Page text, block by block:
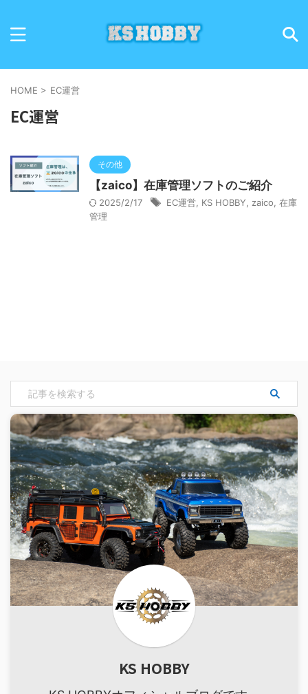
HOME > EC運営
EC運営
その他
【zaico】在庫管理ソフトのご紹介
2025/2/17 EC運営 KS HOBBY zaico 在庫
管理
KS HOBBY